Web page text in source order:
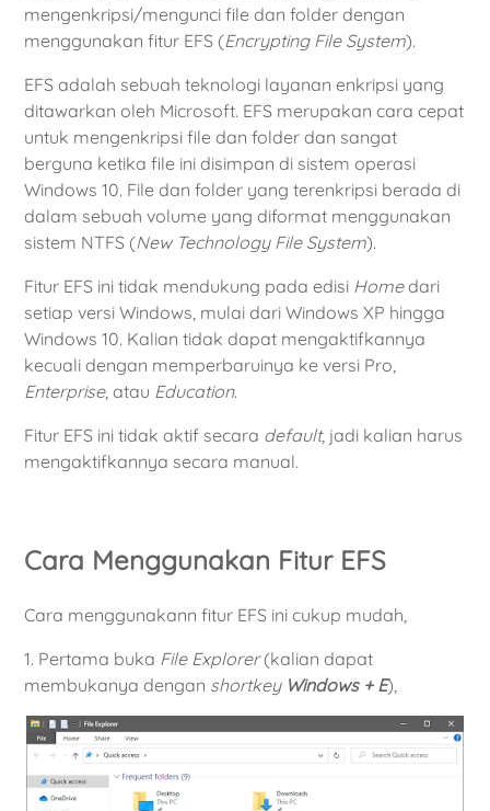
mengenkripsi/mengunci file dan folder dengan
menggunakan fitur EFS (Encrypting File System).
EFS adalah sebuah teknologi layanan enkripsi yang
ditawarkan oleh Microsoft. EFS merupakan cara cepat
untuk mengenkripsi file dan folder dan sangat
berguna ketika file ini disimpan di sistem operasi
Windows 10. File dan folder yang terenkripsi berada di
dalam sebuah volume yang diformat menggunakan
sistem NTFS (New Technology File System).
Fitur EFS ini tidak mendukung pada edisi Homedari
setiap versi Windows, mulai dari Windows XP hingga
Windows 10. Kalian tidak dapat mengaktifkannya
kecuali dengan memperbaruinya ke versi Pro,
Enterprise, atau Education.
Fitur EFS ini tidak aktif secara default, jadi kalian harus
mengaktifkannya secara manual.
Cara Menggunakan Fitur EFS
Cara menggunakann fitur EFS ini cukup mudah,
1. Pertama buka File Explorer(kalian dapat
membukanya dengan shortkey Windows + E),